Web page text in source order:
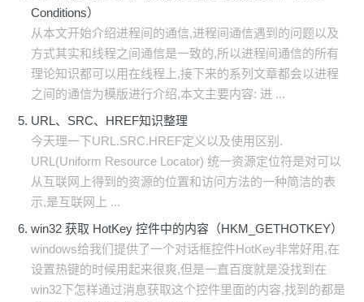
Conditions）
从本文开始介绍进程间的通信,进程间通信遇到的问题以及
方式其实和线程之间通信是一致的,所以进程间通信的所有
理论知识都可以用在线程上,接下来的系列文章都会以进程
之间的通信为模版进行介绍,本文主要内容: 进 ...
URL、SRC、HREF知识整理
今天理一下URL.SRC.HREF定义以及使用区别.
URL(Uniform Resource Locator) 统一资源定位符是对可以
从互联网上得到的资源的位置和访问方法的一种简洁的表
示,是互联网上 ...
win32 获取 HotKey 控件中的内容（HKM_GETHOTKEY）
windows给我们提供了一个对话框控件HotKey非常好用,在
设置热键的时候用起来很爽,但是一直百度就是没找到在
win32下怎样通过消息获取这个控件里面的内容,找到的都是